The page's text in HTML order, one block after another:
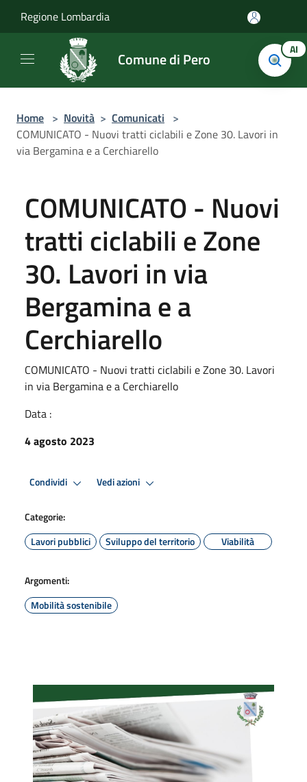
Regione Lombardia
Comune di Pero AI
Home > Novità > Comunicati >
COMUNICATO - Nuovi tratti ciclabili e Zone 30. Lavori in
via Bergamina e a Cerchiarello
COMUNICATO - Nuovi
tratti ciclabili e Zone
30. Lavori in via
Bergamina e a
Cerchiarello
COMUNICATO - Nuovi tratti ciclabili e Zone 30. Lavori
in via Bergamina e a Cerchiarello
Data :
4 agosto 2023
Condividi Vedi azioni
Categorie:
Lavori pubblici
Sviluppo del territorio Viabilità
Argomenti:
Mobilità sostenibile